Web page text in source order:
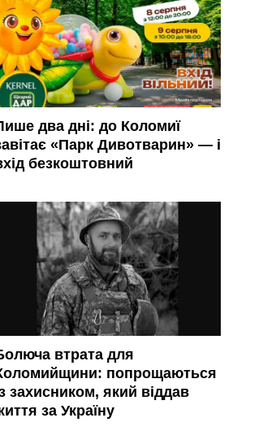
два дні: до Коломиї
«Парк Дивотварин» — і
безкоштовний
втрата для
попрощаються
захисником, який віддав
за Україну